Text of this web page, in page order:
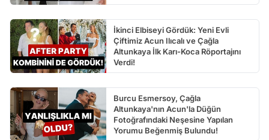
İkinci Elbiseyi Gördük: Yeni Evli
Çiftimiz Acun Ilıcalı ve Çağla
Altunkaya İlk Karı-Koca Röportajını
Verdi!
Burcu Esmersoy, Çağla
Altunkaya'nın Acun'la Düğün
Fotoğrafındaki Neşesine Yapılan
Yorumu Beğenmiş Bulundu!